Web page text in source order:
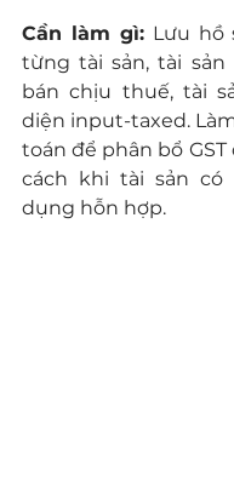
Cần làm gì: Lưu hồ
từng tài sản, tài sản
bán chịu thuế, tài
diện input-taxed.
toán để phân bổ
cách khi tài sản có
dụng hỗn hợp.